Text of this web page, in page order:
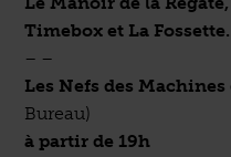
Timebox et La Fossette.
– –
Les Nefs des Machines
Bureau)
à partir de 19h